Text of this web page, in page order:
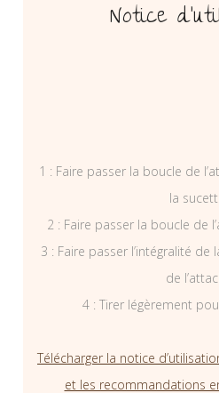
Notice
1 : Faire passer la boucle de
la
2 : Faire passer la boucle de
3 : Faire passer l’intégralité
de
4 : Tirer légèrement
Télécharger la notice
et les recommandations